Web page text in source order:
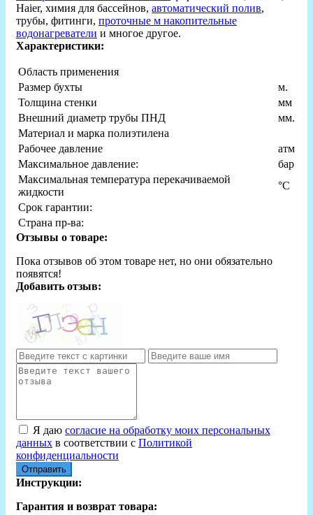
Haier, химия для бассейнов, автоматический полив,
трубы, фитинги, проточные м накопительные
водонагреватели и многое другое.
Характеристики:
Область применения
Размер бухты
м.
Толщина стенки
мм
Внешний диаметр трубы ПНД
мм.
Материал и марка полиэтилена
Рабочее давление
атм
Максимальное давление:
бар
Максимальная температура перекачиваемой
жидкости
°С
Срок гарантии:
Страна пр-ва:
Отзывы о товаре:
Пока отзывов об этом товаре нет, но они обязательно
появятся!
Добавить отзыв:
Я даю согласие на обработку моих персональных
данных в соответствии с Политикой
конфиденциальности
Отправить
Инструкции:
Гарантия и возврат товара: